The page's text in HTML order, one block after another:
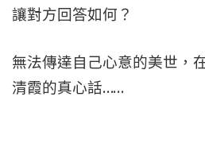
讓對方回答如何？
無法傳達自己心意的美世，
清霞的真心話……